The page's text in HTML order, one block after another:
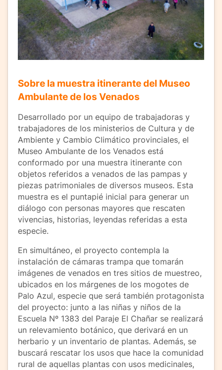
Sobre la muestra itinerante del Museo
Ambulante de los Venados
Desarrollado por un equipo de trabajadoras y
trabajadores de los ministerios de Cultura y de
Ambiente y Cambio Climático provinciales, el
Museo Ambulante de los Venados está
conformado por una muestra itinerante con
objetos referidos a venados de las pampas y
piezas patrimoniales de diversos museos. Esta
muestra es el puntapié inicial para generar un
diálogo con personas mayores que rescaten
vivencias, historias, leyendas referidas a esta
especie.
En simultáneo, el proyecto contempla la
instalación de cámaras trampa que tomarán
imágenes de venados en tres sitios de muestreo,
ubicados en los márgenes de los mogotes de
Palo Azul, especie que será también protagonista
del proyecto: junto a las niñas y niños de la
Escuela Nº 1383 del Paraje El Chañar se realizará
un relevamiento botánico, que derivará en un
herbario y un inventario de plantas. Además, se
buscará rescatar los usos que hace la comunidad
rural de aquellas plantas con usos medicinales,